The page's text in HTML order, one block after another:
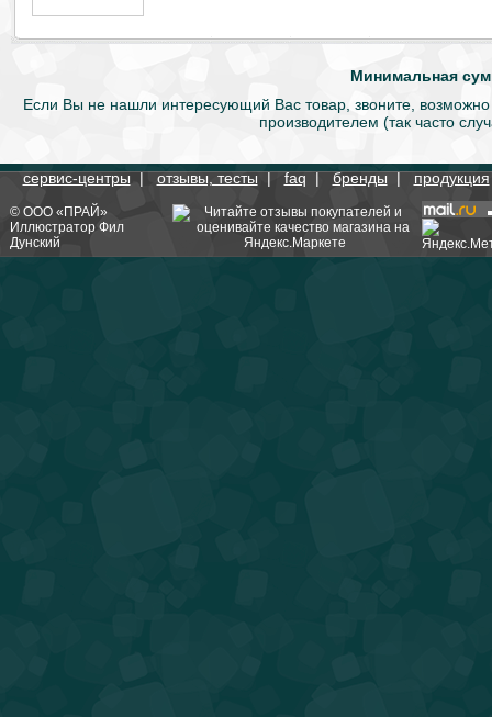
Минимальная
Если Вы не нашли интересующий Вас товар, звоните,
производителем (так часто
сервис-центры|отзывы, тесты|faq|бренды|продукция
© ООО «ПРАЙ»
Иллюстратор Фил
Дунский